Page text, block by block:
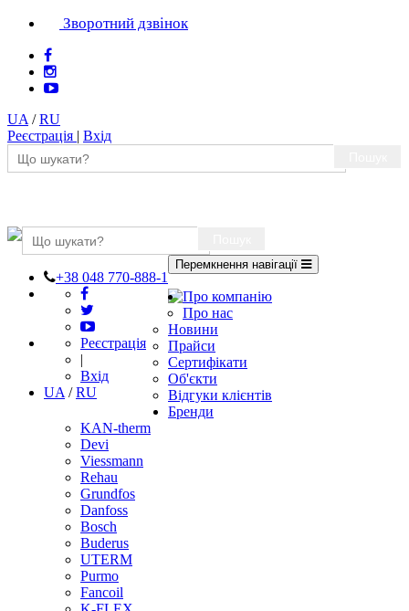
Зворотний дзвінок
UA /RU
Реєстрація | Вхід
+38 048 770-888-1
Реєстрація
|
Вхід
UA /RU
Перемкнення навігації
Про компанію
Про нас
Новини
Прайси
Сертифікати
Об'єкти
Відгуки клієнтів
Бренди
KAN-therm
Devi
Viessmann
Rehau
Grundfos
Danfoss
Bosch
Buderus
UTERM
Purmo
Fancoil